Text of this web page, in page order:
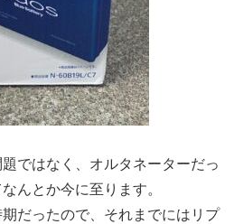
ではなく、オルタネーターだっ
んとか今に至ります。
だったので、それまでにはリプ